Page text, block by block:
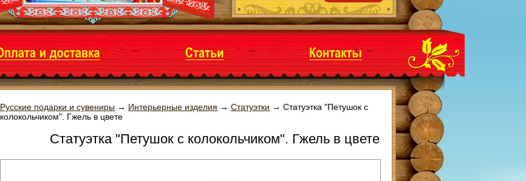
Русские подарки и сувениры → Интерьерные изделия → Статуэтки → Статуэтка "Петушок с
колокольчиком". Гжель в цвете
Статуэтка "Петушок с колокольчиком". Гжель в цвете